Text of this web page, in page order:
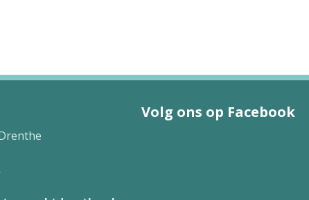
Volg ons op Facebook